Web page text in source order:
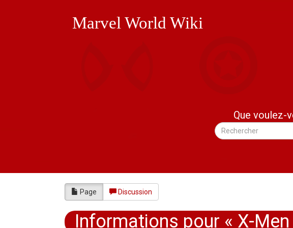
Marvel World Wiki
Que voulez-
Page Discussion
Informations pour « X-